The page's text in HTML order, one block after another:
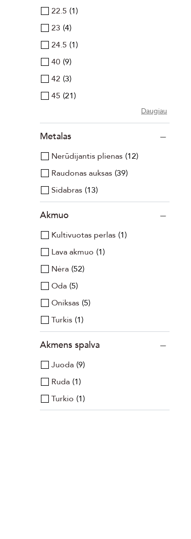
22.5 1
23 4
24.5 1
40 9
42 3
45 21
Daugiau
Metalas
Nerūdijantis plienas 12
Raudonas auksas 39
Sidabras 13
Akmuo
Kultivuotas perlas 1
Lava akmuo 1
Nėra 52
Oda 5
Oniksas 5
Turkis 1
Akmens spalva
Juoda 9
Ruda 1
Turkio 1